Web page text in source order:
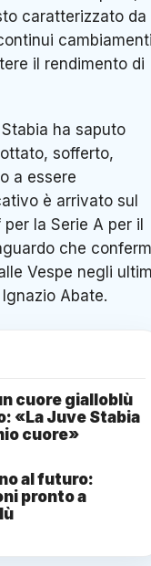
caratterizzato da
il rendimento di
ha saputo
sofferto,
a essere
è arrivato sul
la Serie A per il
che
Vespe negli
Abate.
cuore gialloblù
«La Juve Stabia
cuore»
al futuro:
pronto a